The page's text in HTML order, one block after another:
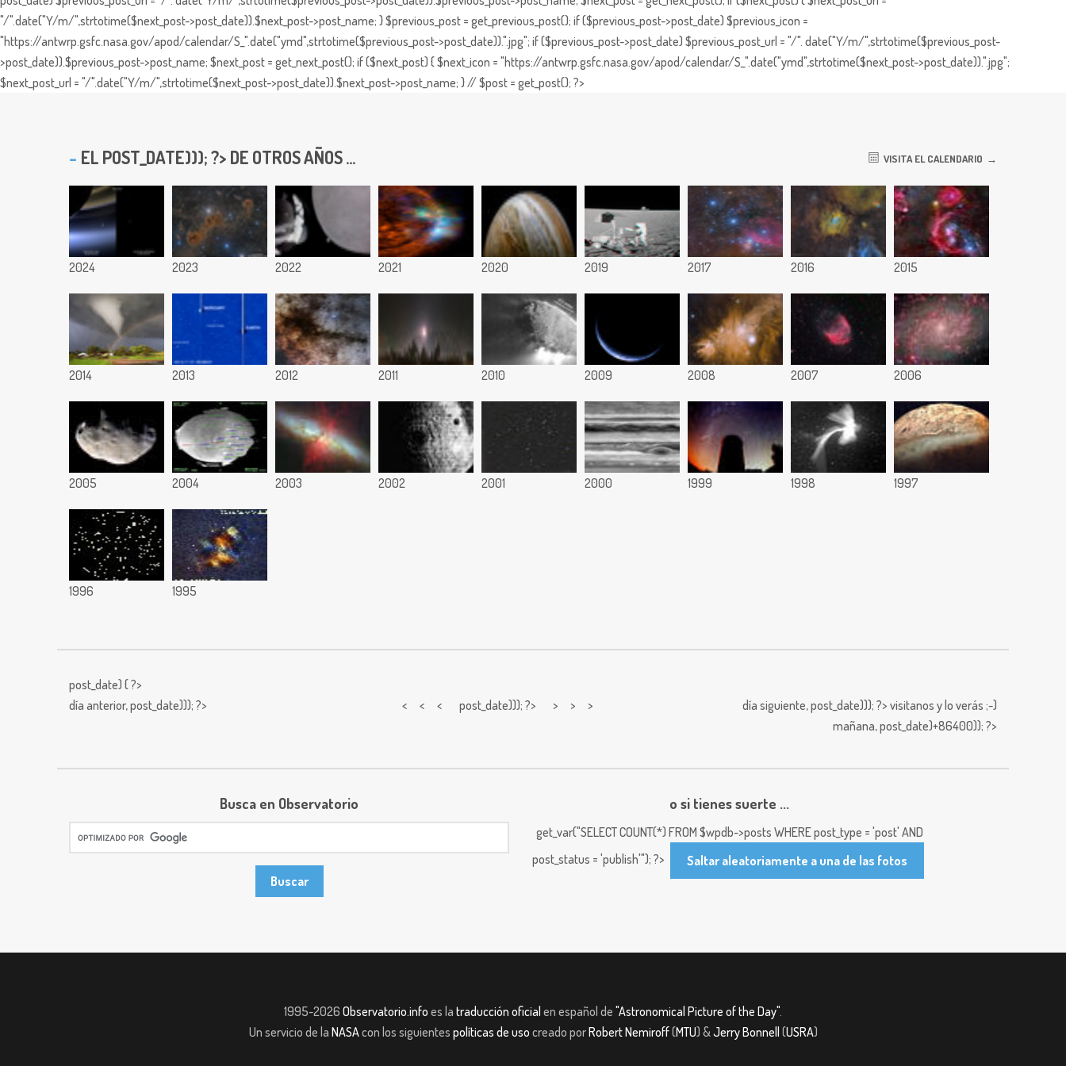
"/".date("Y/m/",strtotime($next_post->post_date)).$next_post->post_name; } $previous_post = get_previous_post(); if ($previous_post->post_date) $previous_icon =
"https://antwrp.gsfc.nasa.gov/apod/calendar/S_".date("ymd",strtotime($previous_post->post_date)).".jpg"; if ($previous_post->post_date) $previous_post_url = "/". date("Y/m/",strtotime($previous_post-
>post_date)).$previous_post->post_name; $next_post = get_next_post(); if ($next_post) { $next_icon = "https://antwrp.gsfc.nasa.gov/apod/calendar/S_".date("ymd",strtotime($next_post->post_date)).".jpg";
$next_post_url = "/".date("Y/m/",strtotime($next_post->post_date)).$next_post->post_name; } // $post = get_post(); ?>
EL POST_DATE))); ?> DE OTROS AÑOS ... VISITA EL CALENDARIO
2024 2023 2022 2021 2020 2019 2017 2016 2015
2014 2013 2012 2011 2010 2009 2008 2007 2006
2005 2004 2003 2002 2001 2000 1999 1998 1997
1996 1995
post_date) { ?>
día anterior,post_date))); ?> < < < post_date))); ?> > > > día siguiente,post_date))); ?> visitanos y lo verás ;-)
mañana,post_date)+86400)); ?>
Busca en Observatorio o si tienes suerte ...
get_var("SELECT COUNT(*) FROM $wpdb->posts WHERE post_type = 'post' AND
post_status = 'publish'"); ?>
Saltar aleatoriamente a una de las fotos
1995-2026 Observatorio.info es la traducción oficial en español de "Astronomical Picture of the Day".
Un servicio de la NASAcon los siguientes políticas de uso creado porRobert Nemiroff(MTU) &Jerry Bonnell (USRA)